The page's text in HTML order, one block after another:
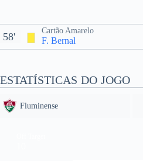
Cartão Amarelo
F. Bernal
58'
ESTATÍSTICAS DO JOGO
Fluminense